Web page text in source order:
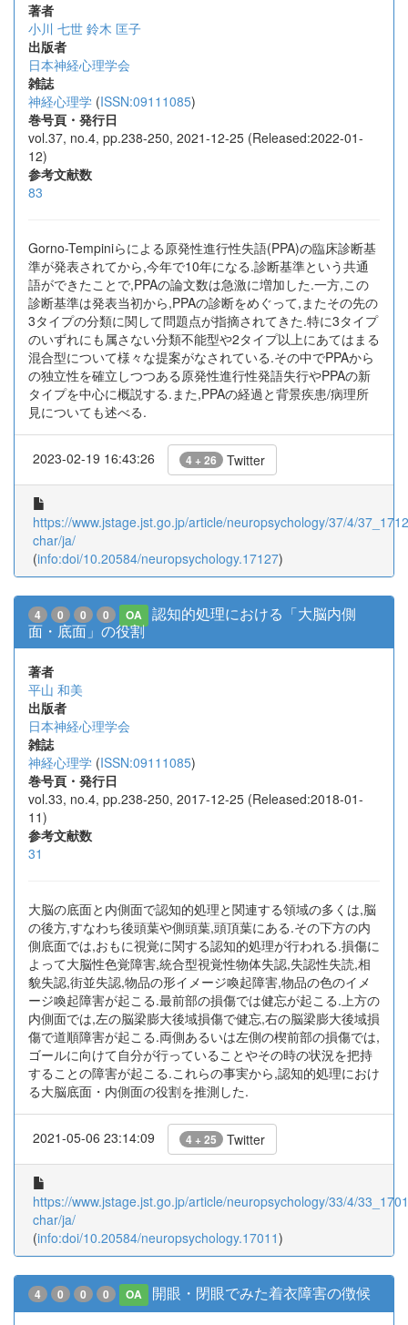
著者
小川 七世 鈴木 匡子
出版者
日本神経心理学会
雑誌
神経心理学 (ISSN:09111085)
巻号頁・発行日
vol.37, no.4, pp.238-250, 2021-12-25 (Released:2022-01-
12)
参考文献数
83
Gorno-Tempiniらによる原発性進行性失語(PPA)の臨床診断基
準が発表されてから,今年で10年になる.診断基準という共通
語ができたことで,PPAの論文数は急激に増加した.一方,この
診断基準は発表当初から,PPAの診断をめぐって,またその先の
3タイプの分類に関して問題点が指摘されてきた.特に3タイプ
のいずれにも属さない分類不能型や2タイプ以上にあてはまる
混合型について様々な提案がなされている.その中でPPAから
の独立性を確立しつつある原発性進行性発語失行やPPAの新
タイプを中心に概説する.また,PPAの経過と背景疾患/病理所
見についても述べる.
2023-02-19 16:43:26 4 + 26 Twitter
https://www.jstage.jst.go.jp/article/neuropsychology/37/4/
char/ja/
(info:doi/10.20584/neuropsychology.17127)
4 0 0 0 OA
認知的処理における「大脳内側
面・底面」の役割
著者
平山 和美
出版者
日本神経心理学会
雑誌
神経心理学 (ISSN:09111085)
巻号頁・発行日
vol.33, no.4, pp.238-250, 2017-12-25 (Released:2018-01-
11)
参考文献数
31
大脳の底面と内側面で認知的処理と関連する領域の多くは,脳
の後方,すなわち後頭葉や側頭葉,頭頂葉にある.その下方の内
側底面では,おもに視覚に関する認知的処理が行われる.損傷に
よって大脳性色覚障害,統合型視覚性物体失認,失認性失読,相
貌失認,街並失認,物品の形イメージ喚起障害,物品の色のイメ
ージ喚起障害が起こる.最前部の損傷では健忘が起こる.上方の
内側面では,左の脳梁膨大後域損傷で健忘,右の脳梁膨大後域損
傷で道順障害が起こる.両側あるいは左側の楔前部の損傷では,
ゴールに向けて自分が行っていることやその時の状況を把持
することの障害が起こる.これらの事実から,認知的処理におけ
る大脳底面・内側面の役割を推測した.
2021-05-06 23:14:09 4 + 25 Twitter
https://www.jstage.jst.go.jp/article/neuropsychology/33/4/
char/ja/
(info:doi/10.20584/neuropsychology.17011)
4 0 0 0 OA 開眼・閉眼でみた着衣障害の徴候